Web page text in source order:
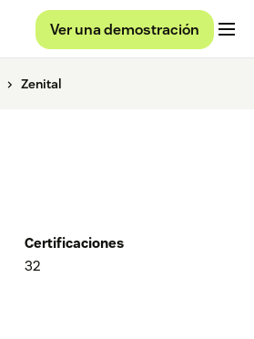
Ver una demostración
Zenital
Certificaciones
32